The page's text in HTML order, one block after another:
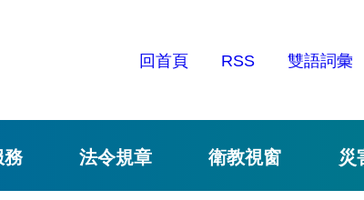
回首頁 RSS 雙語詞彙
務 法令規章 衛教視窗 災